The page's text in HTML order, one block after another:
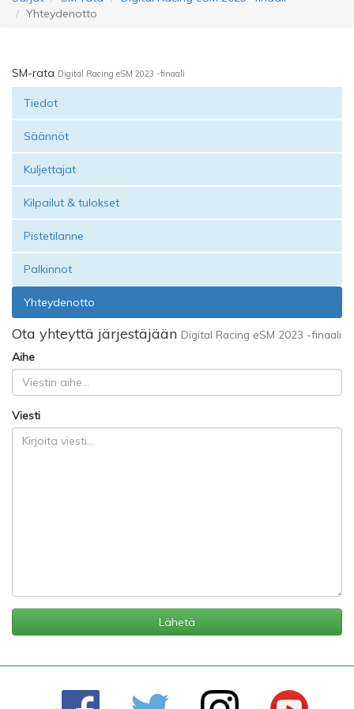
Yhteydenotto
SM-rata Digital Racing eSM 2023 -finaali
Tiedot
Säännöt
Kuljettajat
Kilpailut & tulokset
Pistetilanne
Palkinnot
Yhteydenotto
Ota yhteyttä järjestäjään Digital Racing eSM 2023 -finaali
Aihe
Viesti
Lähetä